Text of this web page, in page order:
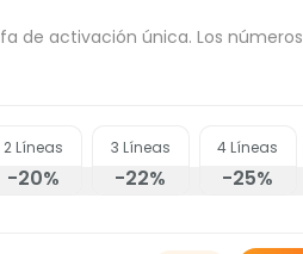
de activación única. Los
2Líneas
-20%
3 Líneas
-22%
4Líneas
-25%